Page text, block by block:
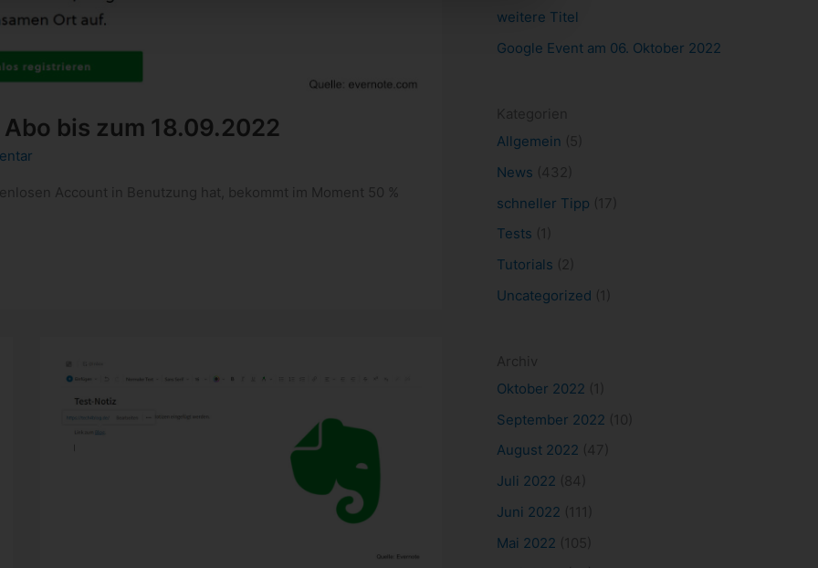
bis zum 18.09.2022
Account in Benutzung hat, bekommt im Moment 50 %
weitere Titel
Google Event am 06. Oktober 2022
Allgemein
News
schneller Tipp
Tests
Tutorials
Uncategorized
Oktober 2022
September 2022
August 2022
Juli 2022
Juni 2022
Mai 2022